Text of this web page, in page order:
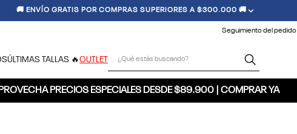
🚚 ENVÍO GRATIS POR COMPRAS SUPERIORES A $300.000 🚚
Seguimiento del pedido
ÚLTIMAS TALLAS 🔥OUTLET
PRECIOS ESPECIALES DESDE $89.900 | COMPRAR YA